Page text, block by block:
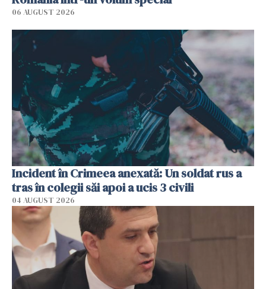
06 AUGUST 2026
Incident în Crimeea anexată: Un soldat rus a
tras în colegii săi apoi a ucis 3 civili
04 AUGUST 2026